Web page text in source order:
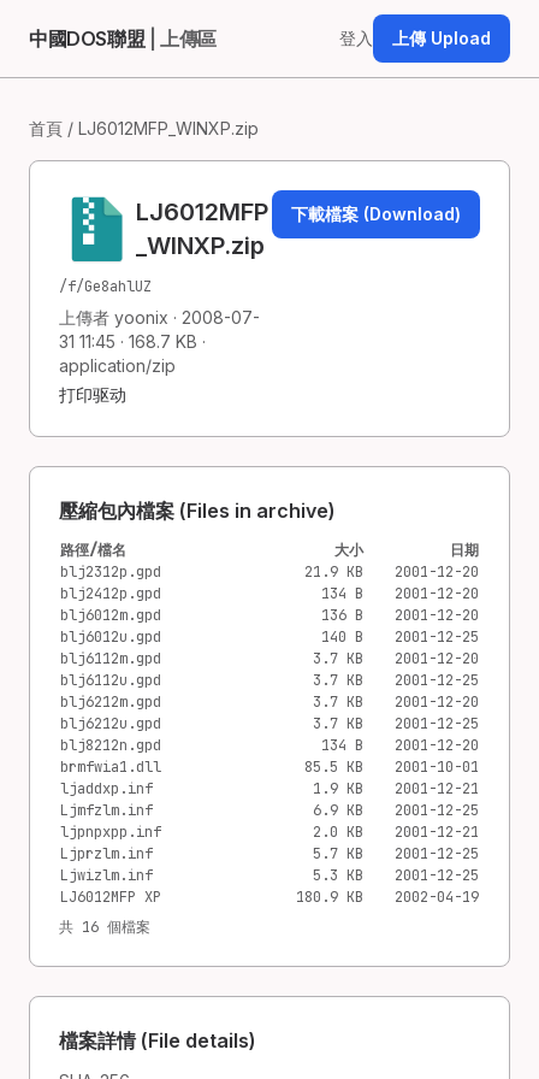
中國DOS聯盟 | 上傳區 登入 上傳 Upload
首頁 / LJ6012MFP_WINXP.zip
LJ6012MFP
_WINXP.zip
/f/Ge8ahlUZ
上傳者 yoonix · 2008-07-
31 11:45 · 168.7 KB ·
application/zip
打印驱动
下載檔案 (Download)
壓縮包內檔案 (Files in archive)
路徑/檔名 大小
日期
blj2312p.gpd
21.9 KB
2001-12-20
blj2412p.gpd
134 B
2001-12-20
blj6012m.gpd
136 B
2001-12-20
blj6012u.gpd
140 B
2001-12-25
blj6112m.gpd
3.7 KB
2001-12-20
blj6112u.gpd
3.7 KB
2001-12-25
blj6212m.gpd
3.7 KB
2001-12-20
blj6212u.gpd
3.7 KB
2001-12-25
blj8212n.gpd
134 B
2001-12-20
brmfwia1.dll
85.5 KB
2001-10-01
ljaddxp.inf
1.9 KB
2001-12-21
Ljmfzlm.inf
6.9 KB
2001-12-25
ljpnpxpp.inf
2.0 KB
2001-12-21
Ljprzlm.inf
5.7 KB
2001-12-25
Ljwizlm.inf
5.3 KB
2001-12-25
LJ6012MFP XP
180.9 KB
2002-04-19
共 16 個檔案
檔案詳情 (File details)